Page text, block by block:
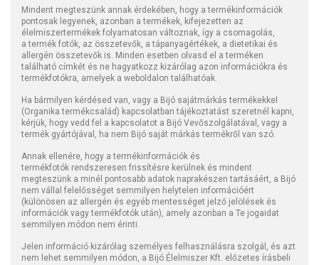
Mindent megteszünk annak érdekében, hogy a termékinformációk
pontosak legyenek, azonban a termékek, kifejezetten az
élelmiszertermékek folyamatosan változnak, így a csomagolás,
a termék fotók, az összetevők, a tápanyagértékek, a dietetikai és
allergén összetevők is. Minden esetben olvasd el a terméken
található címkét és ne hagyatkozz kizárólag azon információkra és
termékfotókra, amelyek a weboldalon találhatóak.
Ha bármilyen kérdésed van, vagy a Bijó sajátmárkás termékekkel
(Organika termékcsalád) kapcsolatban tájékoztatást szeretnél kapni,
kérjük, hogy vedd fel a kapcsolatot a Bijó Vevőszolgálatával, vagy a
termék gyártójával, ha nem Bijó saját márkás termékről van szó.
Annak ellenére, hogy a termékinformációk és
termékfotók rendszeresen frissítésre kerülnek és mindent
megteszünk a minél pontosabb adatok naprakészen tartásáért, a Bijó
nem vállal felelősséget semmilyen helytelen információért
(különösen az allergén és egyéb mentességet jelző jelölések és
információk vagy termékfotók után), amely azonban a Te jogaidat
semmilyen módon nem érinti.
Jelen információ kizárólag személyes felhasználásra szolgál, és azt
nem lehet semmilyen módon, a Bijó Élelmiszer Kft. előzetes írásbeli